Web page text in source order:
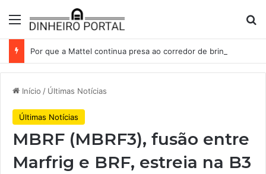
Menu
Início / Últimas Notícias
Últimas Notícias
MBRF (MBRF3), fusão entre
Marfrig e BRF, estreia na B3